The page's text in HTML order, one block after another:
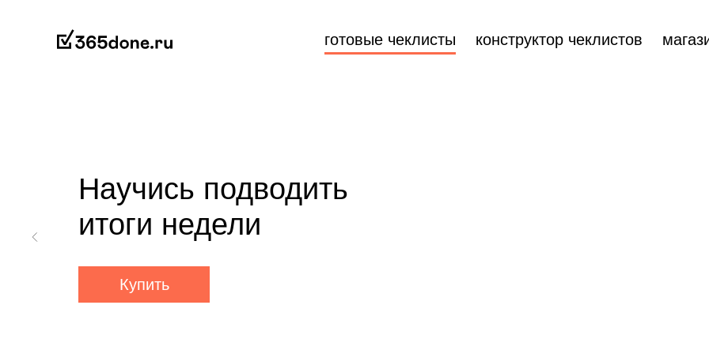
готовые чеклисты конструктор чеклистов
Научись подводить
итоги недели
Купить